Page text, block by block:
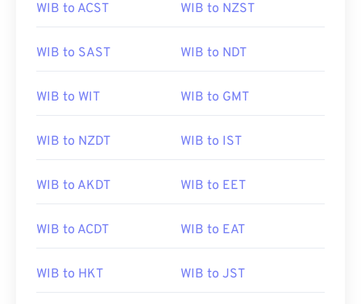
WIB to ACST WIB to NZST
WIB to SAST WIB to NDT
WIB to WIT WIB to GMT
WIB to NZDT WIB to IST
WIB to AKDT WIB to EET
WIB to ACDT WIB to EAT
WIB to HKT WIB to JST